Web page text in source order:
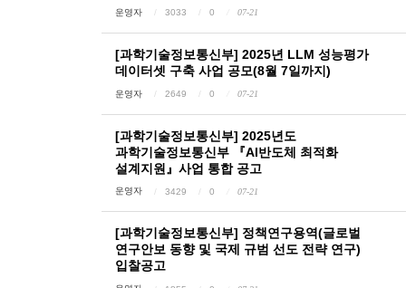
운영자 3033 0 07-21
[과학기술정보통신부] 2025년 LLM 성능평가
데이터셋 구축 사업 공모(8월 7일까지)
운영자 2649 0 07-21
[과학기술정보통신부] 2025년도
과학기술정보통신부 『AI반도체 최적화
설계지원』사업 통합 공고
운영자 3429 0 07-21
[과학기술정보통신부] 정책연구용역(글로벌
연구안보 동향 및 국제 규범 선도 전략 연구)
입찰공고